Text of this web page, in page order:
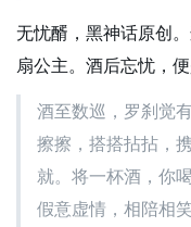
无忧醑，黑神话原创
扇公主。酒后忘忧，便
酒至数巡，罗刹觉
擦擦，搭搭拈拈，
就。将一杯酒，你
假意虚情，相陪相